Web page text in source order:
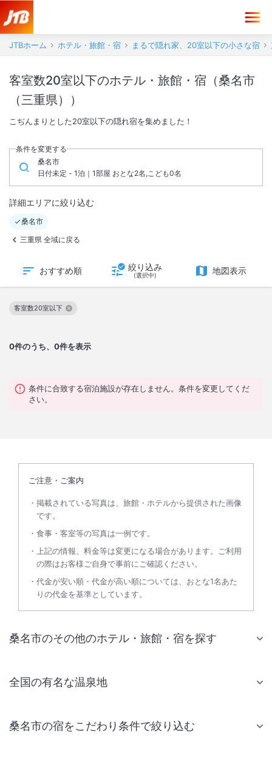
JTBホーム ホテル・旅館・宿 まるで隠れ家、20室以下の小さな宿
客室数20室以下のホテル・旅館・宿（桑名市
（三重県））
こぢんまりとした20室以下の隠れ宿を集めました！
条件を変更する
桑名市
日付未定 - 1泊｜1部屋 おとな2名,こども0名
詳細エリアに絞り込む
桑名市
三重県 全域に戻る
おすすめ順 絞り込み
(選択中) 地図表示
0件のうち、0件を表示
客室数20室以下
この絞り込み条件を解除
条件に合致する宿泊施設が存在しません。条件を変更してくだ
さい。
ご注意・ご案内
掲載されている写真は、旅館・ホテルから提供された画像
です。
食事・客室等の写真は一例です。
上記の情報、料金等は変更になる場合があります。ご利用
の際はお客様ご自身で事前にご確認ください。
代金が安い順・代金が高い順については、おとな1名あた
りの代金を基準としています。
桑名市のその他のホテル・旅館・宿を探す
全国の有名な温泉地
桑名市の宿をこだわり条件で絞り込む